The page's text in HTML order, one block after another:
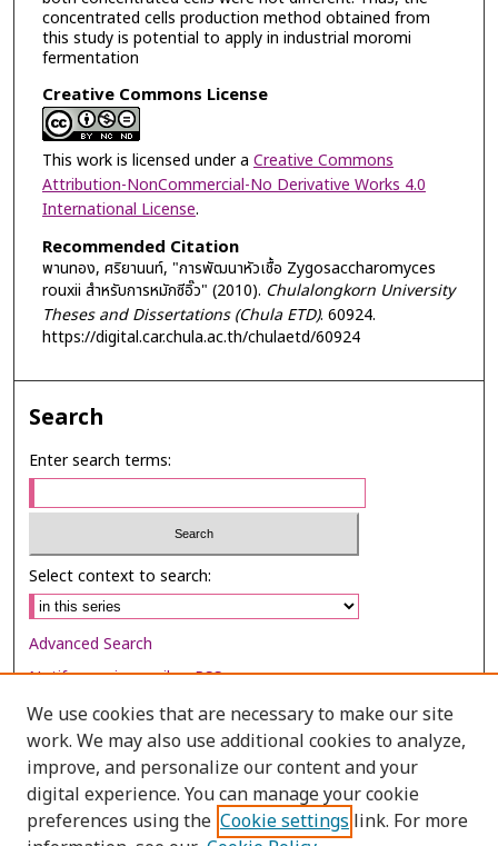
concentrated cells production method obtained from
this study is potential to apply in industrial moromi
fermentation
Creative Commons License
This work is licensed under a Creative Commons
Attribution-NonCommercial-No Derivative Works 4.0
International License.
Recommended Citation
พานทอง, ศริยานนท์, "การพัฒนาหัวเชื้อ Zygosaccharomyces
rouxii สำหรับการหมักซีอิ๊ว" (2010). Chulalongkorn University
Theses and Dissertations (Chula ETD). 60924.
https://digital.car.chula.ac.th/chulaetd/60924
Search
Enter search terms:
Select context to search:
Advanced Search
Notify me via email orRSS
Browse
Collections
Disciplines
Authors
We use cookies that are necessary to make our site
work. We may also use additional cookies to analyze,
improve, and personalize our content and your
digital experience. You can manage your cookie
preferences using the Cookie settings link. For more